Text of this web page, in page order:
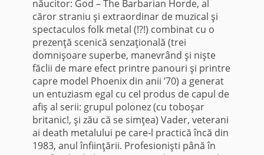
năucitor: God – The Barbarian Horde, al
căror straniu şi extraordinar de muzical şi
spectaculos folk metal (!?!) combinat cu o
prezenţă scenică senzaţională (trei
domnişoare superbe, manevrând şi nişte
făclii de mare efect printre panouri şi printre
capre model Phoenix din anii ’70) a generat
un entuziasm egal cu cel produs de capul de
afiş al serii: grupul polonez (cu toboşar
britanic!, şi zău că se simţea) Vader, veterani
ai death metalului pe care-l practică încă din
1983, anul înfiinţării. Profesionişti până în